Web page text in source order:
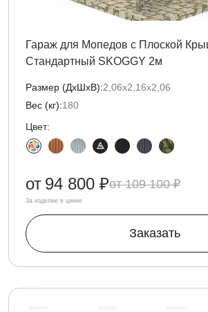
Гараж для Мопедов с Плоской
Стандартный SKOGGY 2м
Размер (ДxШxВ):2,06х2,16х2,06
Вес (кг):180
Цвет:
109 100 ₽
от 94 800 ₽
За изделие в цинке
Заказать